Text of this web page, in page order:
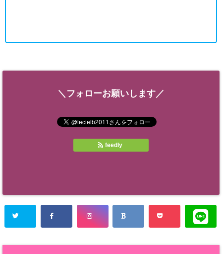
＼フォローお願いします／
feedly